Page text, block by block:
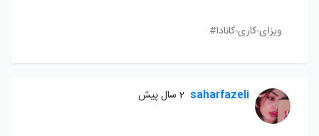
ویزای-کاری-کانادا#
saharfazeli 2 سال پیش